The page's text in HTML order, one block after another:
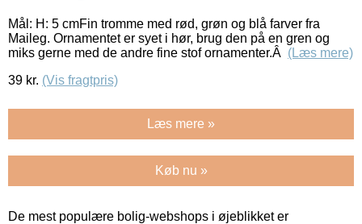
Mål: H: 5 cmFin tromme med rød, grøn og blå farver fra
Maileg. Ornamentet er syet i hør, brug den på en gren og
miks gerne med de andre fine stof ornamenter.Â (Læs mere)
39 kr. (Vis fragtpris)
Læs mere »
Køb nu »
De mest populære bolig-webshops i øjeblikket er